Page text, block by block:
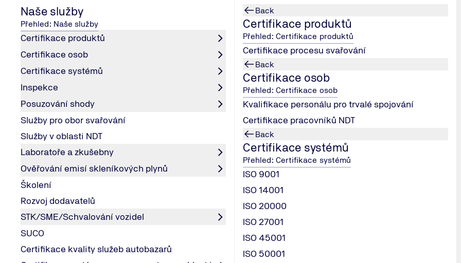
Naše služby
Přehled: Naše služby
Certifikace produktů
Certifikace osob
Certifikace systémů
Inspekce
Posuzování shody
Služby pro obor svařování
Služby v oblasti NDT
Laboratoře a zkušebny
Ověřování emisí skleníkových plynů
Školení
Rozvoj dodavatelů
STK/SME/Schvalování vozidel
SUCO
Certifikace kvality služeb autobazarů
Back
Certifikace produktů
Přehled: Certifikace produktů
Certifikace procesu svařování
Back
Certifikace osob
Přehled: Certifikace osob
Kvalifikace personálu pro trvalé spojování
Certifikace pracovníků NDT
Back
Certifikace systémů
Přehled: Certifikace systémů
ISO 9001
ISO 14001
ISO 20000
ISO 27001
ISO 45001
ISO 50001
KONTAKTY
Kontaktní údaje
Kontaktní formulář
Ochrana osobních údajů
Společenská odpovědnost
Accessibility statement
TÜV NORD Czech, s.r.o. ⋅ Českomoravská 2420/15 ⋅ CZ-190 00 Praha 9 - Libeň ⋅ Czech Republic
© 2026 TÜV NORD GROUP